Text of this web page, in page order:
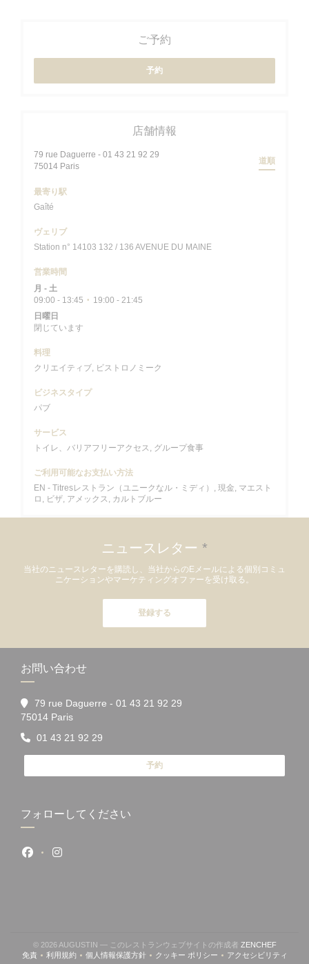
ご予約
予約
店舗情報
79 rue Daguerre - 01 43 21 92 29
75014 Paris((新しいウィンドウで開きます))
道順
最寄り駅
Gaîté
ヴェリブ
Station n° 14103 132 / 136 AVENUE DU MAINE
営業時間
月 - 土
09:00 - 13:45 •
19:00 - 21:45
日曜日
閉じています
料理
クリエイティブ, ビストロノミーク
ビジネスタイプ
パブ
サービス
トイレ、バリアフリーアクセス, グループ食事
ご利用可能なお支払い方法
EN - Titresレストラン（ユニークなル・ミディ）, 現金, マエスト
ロ, ビザ, アメックス, カルトブルー
ニュースレター *
当社のニュースレターを購読し、当社からのEメールによる個別コミュ
ニケーションやマーケティングオファーを受け取る。
登録する
お問い合わせ
79 rue Daguerre - 01 43 21 92 29
75014 Paris((新しいウィンドウで開きます))
01 43 21 92 29
予約
フォローしてください
Facebook ((新しいウィンドウで開きます))
Instagram ((新しいウィンドウで開きます))
© 2026 AUGUSTIN — このレストランウェブサイトの作成者 ZENCHEF((新しい
免責((新しいウィンドウで開きます))
利用規約((新しいウィンドウで開きます))
個人情報保護方針((新しいウィンドウで開きます))
クッキー ポリシー((新しいウィンドウで開きます))
アクセシビリティ
((新しいウィ